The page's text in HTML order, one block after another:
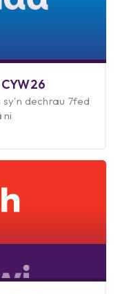
dechrau 7fed
ni